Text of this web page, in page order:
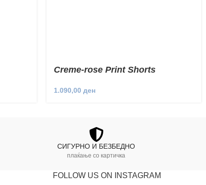
Creme-rose Print Shorts
1.090,00 ден
СИГУРНО И БЕЗБЕДНО
плаќање со картичка
FOLLOW US ON INSTAGRAM